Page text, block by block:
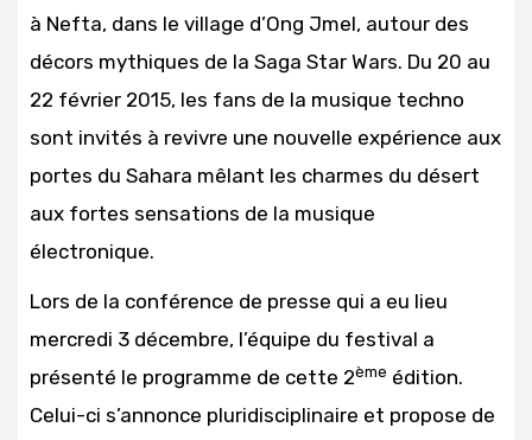
à Nefta, dans le village d’Ong Jmel, autour des
décors mythiques de la Saga Star Wars. Du 20 au
22 février 2015, les fans de la musique techno
sont invités à revivre une nouvelle expérience aux
portes du Sahara mêlant les charmes du désert
aux fortes sensations de la musique
électronique.
Lors de la conférence de presse qui a eu lieu
mercredi 3 décembre, l’équipe du festival a
présenté le programme de cette 2ème édition.
Celui-ci s’annonce pluridisciplinaire et propose de